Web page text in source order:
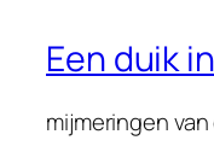
Een duik
mijmeringen